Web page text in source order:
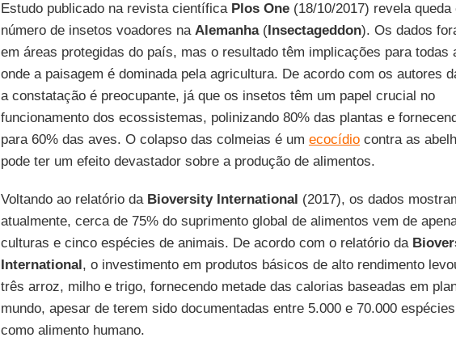
Estudo publicado na revista científica Plos One(18/10/2017) revela queda
número de insetos voadores na Alemanha(Insectageddon). Os dados
em áreas protegidas do país, mas o resultado têm implicações para todas
onde a paisagem é dominada pela agricultura. De acordo com os autores
a constatação é preocupante, já que os insetos têm um papel crucial no
funcionamento dos ecossistemas, polinizando 80% das plantas e
para 60% das aves. O colapso das colmeias é um ecocídiocontra as
pode ter um efeito devastador sobre a produção de alimentos.
Voltando ao relatório da Bioversity International (2017), os dados
atualmente, cerca de 75% do suprimento global de alimentos vem de
culturas e cinco espécies de animais. De acordo com o relatório da
International, o investimento em produtos básicos de alto rendimento
três arroz, milho e trigo, fornecendo metade das calorias baseadas em
mundo, apesar de terem sido documentadas entre 5.000 e 70.000
como alimento humano.